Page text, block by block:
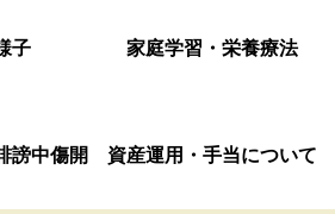
子 家庭学習・栄養療法
謗中傷開 資産運用・手当について